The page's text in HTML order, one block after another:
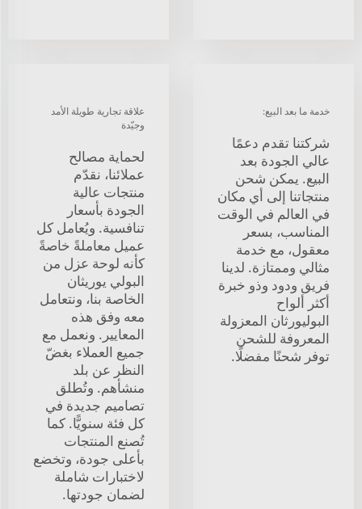
خدمة ما بعد البيع:
شركتنا تقدم دعمًا
عالي الجودة بعد
البيع. يمكن شحن
منتجاتنا إلى أي مكان
في العالم في الوقت
المناسب، بسعر
معقول، مع خدمة
مثالي وممتازة. لدينا
فريق ودود وذو خبرة
أكثر ألواح
البوليورثان المعزولة
المعروفة للشحن
توفر شحنًا مفضلًا.
علاقة تجارية طويلة الأمد
وجيّدة
لحماية مصالح
عملائنا، نقدّم
منتجات عالية
الجودة بأسعار
تنافسية. ويُعامل كل
عميل معاملةً خاصةً
كأنه لوحة عزل من
البولي يوريثان
الخاصة بنا، ونتعامل
معه وفق هذه
المعايير. ونعمل مع
جميع العملاء بغضّ
النظر عن بلد
منشأهم. وتُطلق
تصاميم جديدة في
كل فئة سنويًّا. كما
تُصنع المنتجات
بأعلى جودة، وتخضع
لاختبارات شاملة
لضمان جودتها.